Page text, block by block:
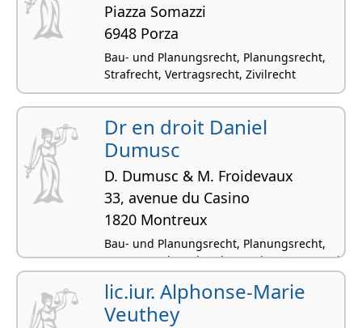
Piazza Somazzi
6948 Porza
Bau- und Planungsrecht, Planungsrecht,
Strafrecht, Vertragsrecht, Zivilrecht
Dr en droit Daniel
Dumusc
D. Dumusc & M. Froidevaux
33, avenue du Casino
1820 Montreux
Bau- und Planungsrecht, Planungsrecht,
Vertragsrecht, Erbrecht, Werkvertrags- und
Auftragsrecht
lic.iur. Alphonse-Marie
Veuthey